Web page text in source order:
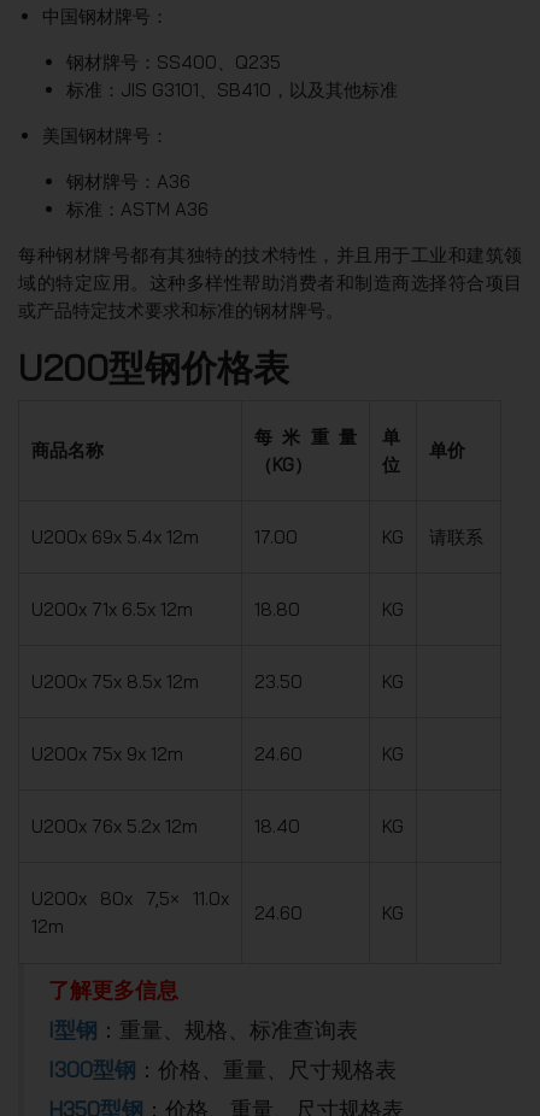
中国钢材牌号：
钢材牌号：SS400、Q235
标准：JIS G3101、SB410，以及其他标准
美国钢材牌号：
钢材牌号：A36
标准：ASTM A36
每种钢材牌号都有其独特的技术特性，并且用于工业和建筑领
域的特定应用。这种多样性帮助消费者和制造商选择符合项目
或产品特定技术要求和标准的钢材牌号。
U200型钢价格表
商品名称
每米重量
（KG）
单
位
单价
U200x 69x 5.4x 12m 17.00 KG 请联系
U200x 71x 6.5x 12m 18.80 KG
U200x 75x 8.5x 12m 23.50 KG
U200x 75x 9x 12m 24.60 KG
U200x 76x 5.2x 12m 18.40 KG
U200x 80x 7,5× 11.0x
12m
24.60 KG
了解更多信息
I型钢 ：重量、规格、标准查询表
I300型钢 ：价格、重量、尺寸规格表
H350型钢 ：价格、重量、尺寸规格表